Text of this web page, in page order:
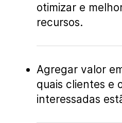
otimizar e
recursos.
Agregar valor
quais clientes e
interessadas